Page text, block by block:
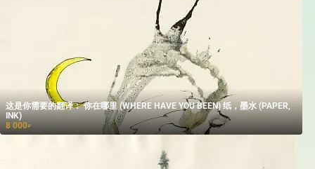
这是你需要的翻译： 你在哪里 (WHERE HAVE YOU BEEN) 纸，墨水 (PAPER,
INK)
8 000₽